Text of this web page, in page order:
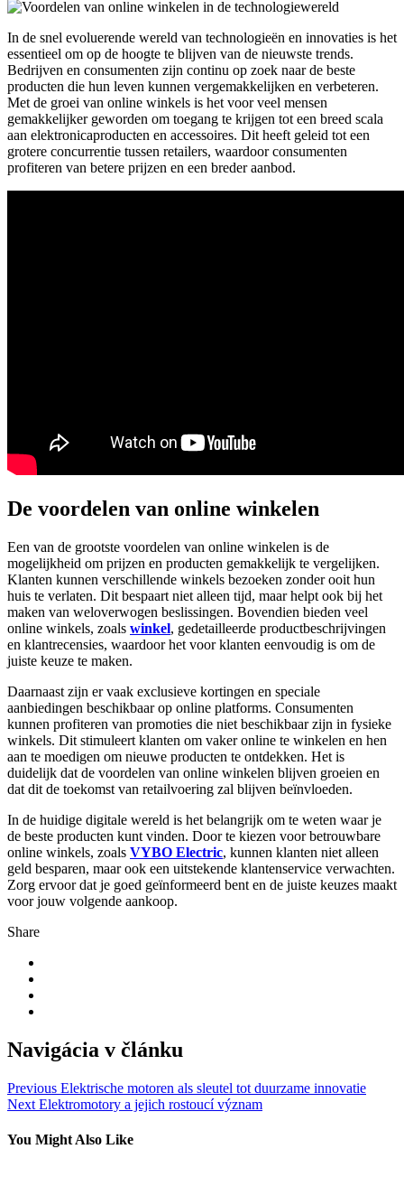
In de snel evoluerende wereld van technologieën en innovaties is het
essentieel om op de hoogte te blijven van de nieuwste trends.
Bedrijven en consumenten zijn continu op zoek naar de beste
producten die hun leven kunnen vergemakkelijken en verbeteren.
Met de groei van online winkels is het voor veel mensen
gemakkelijker geworden om toegang te krijgen tot een breed scala
aan elektronicaproducten en accessoires. Dit heeft geleid tot een
grotere concurrentie tussen retailers, waardoor consumenten
profiteren van betere prijzen en een breder aanbod.
De voordelen van online winkelen
Een van de grootste voordelen van online winkelen is de
mogelijkheid om prijzen en producten gemakkelijk te vergelijken.
Klanten kunnen verschillende winkels bezoeken zonder ooit hun
huis te verlaten. Dit bespaart niet alleen tijd, maar helpt ook bij het
maken van weloverwogen beslissingen. Bovendien bieden veel
online winkels, zoals winkel, gedetailleerde productbeschrijvingen
en klantrecensies, waardoor het voor klanten eenvoudig is om de
juiste keuze te maken.
Daarnaast zijn er vaak exclusieve kortingen en speciale
aanbiedingen beschikbaar op online platforms. Consumenten
kunnen profiteren van promoties die niet beschikbaar zijn in fysieke
winkels. Dit stimuleert klanten om vaker online te winkelen en hen
aan te moedigen om nieuwe producten te ontdekken. Het is
duidelijk dat de voordelen van online winkelen blijven groeien en
dat dit de toekomst van retailvoering zal blijven beïnvloeden.
In de huidige digitale wereld is het belangrijk om te weten waar je
de beste producten kunt vinden. Door te kiezen voor betrouwbare
online winkels, zoals VYBO Electric, kunnen klanten niet alleen
geld besparen, maar ook een uitstekende klantenservice verwachten.
Zorg ervoor dat je goed geïnformeerd bent en de juiste keuzes maakt
voor jouw volgende aankoop.
Share
Navigácia v článku
Previous Elektrische motoren als sleutel tot duurzame innovatie
Next Elektromotory a jejich rostoucí význam
You Might Also Like